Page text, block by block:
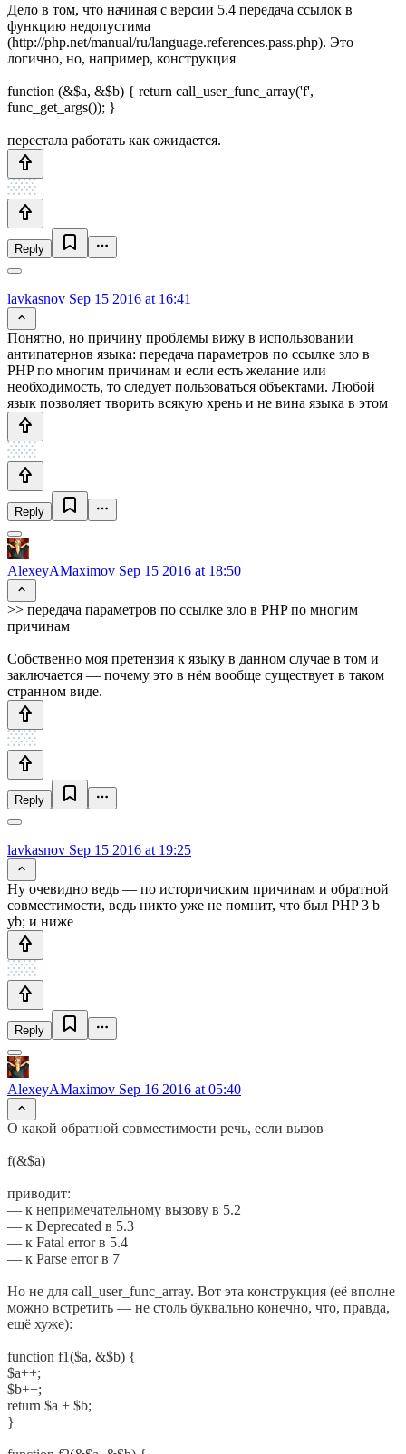
Дело в том, что начиная с версии 5.4 передача ссылок в
функцию недопустима
(http://php.net/manual/ru/language.references.pass.php). Это
логично, но, например, конструкция
function (&$a, &$b) { return call_user_func_array('f',
func_get_args()); }
перестала работать как ожидается.
Reply
lavkasnov Sep 15 2016 at 16:41
Понятно, но причину проблемы вижу в использовании
антипатернов языка: передача параметров по ссылке зло в
PHP по многим причинам и если есть желание или
необходимость, то следует пользоваться объектами. Любой
язык позволяет творить всякую хрень и не вина языка в этом
Reply
AlexeyAMaximov Sep 15 2016 at 18:50
>> передача параметров по ссылке зло в PHP по многим
причинам
Собственно моя претензия к языку в данном случае в том и
заключается — почему это в нём вообще существует в таком
странном виде.
Reply
lavkasnov Sep 15 2016 at 19:25
Ну очевидно ведь — по историчиским причинам и обратной
совместимости, ведь никто уже не помнит, что был PHP 3 b
yb; и ниже
Reply
AlexeyAMaximov Sep 16 2016 at 05:40
О какой обратной совместимости речь, если вызов
f(&$a)
приводит:
— к непримечательному вызову в 5.2
— к Deprecated в 5.3
— к Fatal error в 5.4
— к Parse error в 7
Но не для call_user_func_array. Вот эта конструкция (её вполне
можно встретить — не столь буквально конечно, что, правда,
ещё хуже):
function f1($a, &$b) {
$a++;
$b++;
return $a + $b;
}